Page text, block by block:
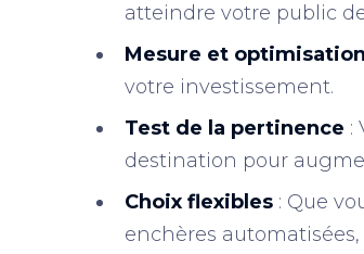
atteindre votre public
Mesure et optimisation
votre investissement.
Test de la pertinence :
destination pour
Choix flexibles : Que
enchères